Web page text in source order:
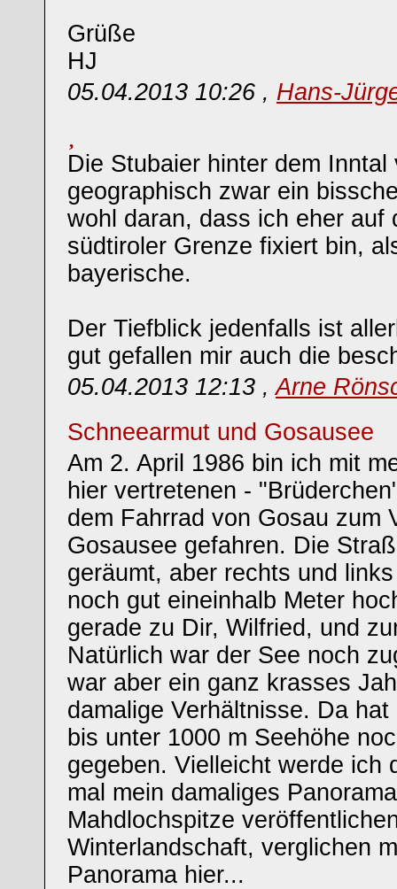
Grüße
HJ
05.04.2013 10:26 , Hans-
Die Stubaier hinter dem Inntal
geographisch zwar ein
wohl daran, dass ich eher auf
südtiroler Grenze fixiert bin,
bayerische.
Der Tiefblick jedenfalls ist
gut gefallen mir auch die
05.04.2013 12:13 ,Arne
Schneearmut und Gosausee
Am 2. April 1986 bin ich mit
hier vertretenen -
dem Fahrrad von Gosau zum
Gosausee gefahren. Die
geräumt, aber rechts und
noch gut eineinhalb Meter
gerade zu Dir, Wilfried, und
Natürlich war der See noch
war aber ein ganz krasses
damalige Verhältnisse. Da
bis unter 1000 m Seehöhe
gegeben. Vielleicht werde ich
mal mein damaliges
Mahdlochspitze
Winterlandschaft, verglichen
Panorama hier...